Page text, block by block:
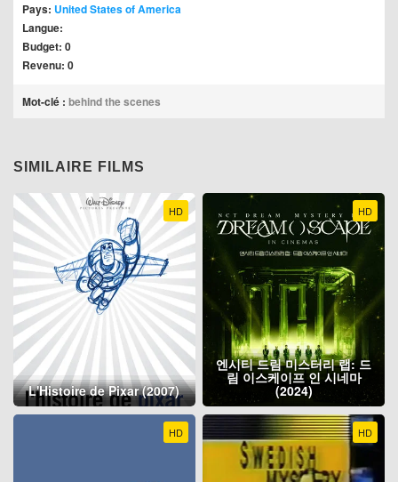
Pays: United States of America
Langue:
Budget: 0
Revenu: 0
Mot-clé : behind the scenes
SIMILAIRE FILMS
HD
L'Histoire de Pixar (2007)
HD
엔시티 드림 미스터리 랩: 드
림 이스케이프 인 시네마
(2024)
HD HD